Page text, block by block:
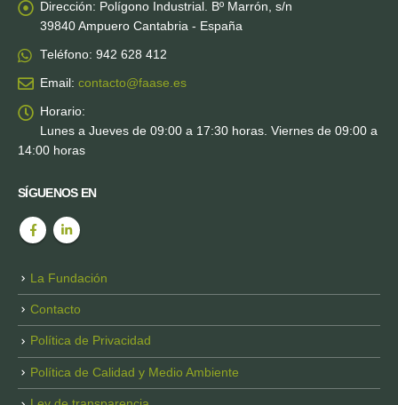
Dirección: Polígono Industrial. Bº Marrón, s/n
39840 Ampuero Cantabria - España
Teléfono: 942 628 412
Email: contacto@faase.es
Horario:
Lunes a Jueves de 09:00 a 17:30 horas. Viernes de 09:00 a
14:00 horas
SÍGUENOS EN
La Fundación
Contacto
Política de Privacidad
Política de Calidad y Medio Ambiente